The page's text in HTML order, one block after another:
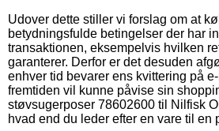
Udover dette stiller vi forslag om at
betydningsfulde betingelser der har
transaktionen, eksempelvis hvilken
garanterer. Derfor er det desuden
enhver tid bevarer ens kvittering på
fremtiden vil kunne påvise sin
støvsugerposer 78602600 til Nilfisk
hvad end du leder efter en vare til en